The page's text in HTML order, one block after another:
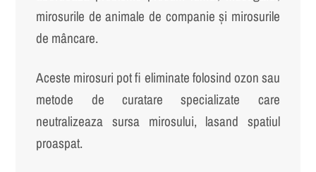
mirosurile de animale de companie și mirosurile
de mâncare.
Aceste mirosuri pot fi eliminate folosind ozon sau
metode de curatare specializate care
neutralizeaza sursa mirosului, lasand spatiul
proaspat.